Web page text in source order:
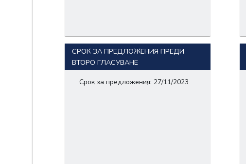
СРОК ЗА ПРЕДЛОЖЕНИЯ ПРЕДИ
ВТОРО ГЛАСУВАНЕ
Срок за предложения: 27/11/2023